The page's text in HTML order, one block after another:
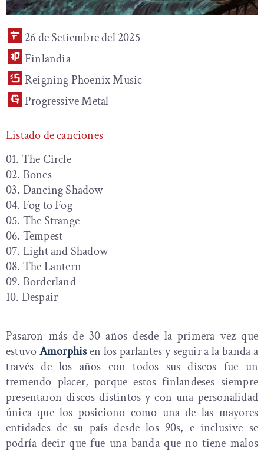
26 de Setiembre del 2025
Finlandia
Reigning Phoenix Music
Progressive Metal
Listado de canciones
01. The Circle
02. Bones
03. Dancing Shadow
04. Fog to Fog
05. The Strange
06. Tempest
07. Light and Shadow
08. The Lantern
09. Borderland
10. Despair
Pasaron más de 30 años desde la primera vez que
estuvoAmorphisen los parlantes y seguir a la banda a
través de los años con todos sus discos fue un
tremendo placer, porque estos finlandeses siempre
presentaron discos distintos y con una personalidad
única que los posiciono como una de las mayores
entidades de su país desde los 90s, e inclusive se
podría decir que fue una banda que no tiene malos